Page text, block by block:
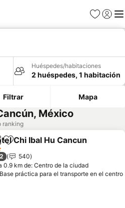
Favoritos
Iniciar
Huéspedes/habitaciones
2 huéspedes, 1 habitación
Filtrar Mapa
México
ranking
Agregar a favoritos
Chi Ibal Hu Cancun
540
0.9 km de: Centro de la ciudad
Base práctica para el transporte en el centro